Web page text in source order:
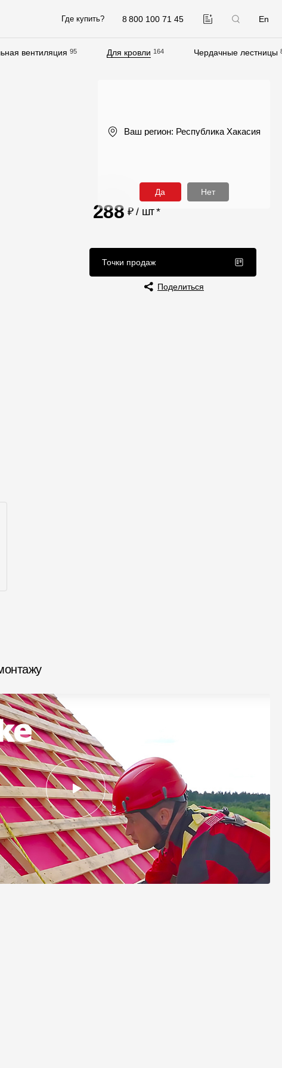
8 800 100 71 45 En
Где купить?
вентиляция 95 Для кровли 164 Чердачные лестницы
Отправка рекламации
288 ₽ / шт*
Точки продаж
Поделиться
Ваш регион: Республика Хакасия
Да Нет